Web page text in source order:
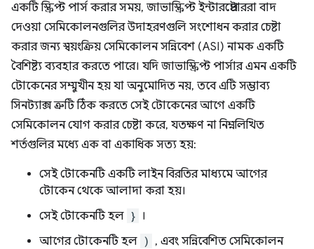
একটি স্ক্রিপ্ট পার্স করার সময়, জাভাস্ক্রিপ্ট ইন্টারপ্রেটাররা বাদ
দেওয়া সেমিকোলনগুলির উদাহরণগুলি সংশোধন করার চেষ্টা
করার জন্য স্বয়ংক্রিয় সেমিকোলন সন্নিবেশ (ASI) নামক একটি
বৈশিষ্ট্য ব্যবহার করতে পারে। যদি জাভাস্ক্রিপ্ট পার্সার এমন একটি
টোকেনের সম্মুখীন হয় যা অনুমোদিত নয়, তবে এটি সম্ভাব্য
সিনট্যাক্স ত্রুটি ঠিক করতে সেই টোকেনের আগে একটি
সেমিকোলন যোগ করার চেষ্টা করে, যতক্ষণ না নিম্নলিখিত
শর্তগুলির মধ্যে এক বা একাধিক সত্য হয়:
সেই টোকেনটি একটি লাইন বিরতির মাধ্যমে আগের
টোকেন থেকে আলাদা করা হয়।
সেই টোকেনটি হল } ।
আগের টোকেনটি হল ) , এবং সন্নিবেশিত সেমিকোলন